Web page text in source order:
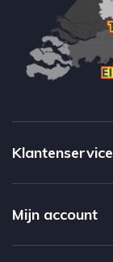
Klantenservice
Mijn account